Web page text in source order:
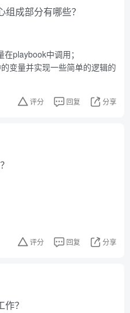
成部分有哪些？
playbook中调用；
变量并实现一些简单的逻辑的
评分 回复 分享
评分 回复 分享
？